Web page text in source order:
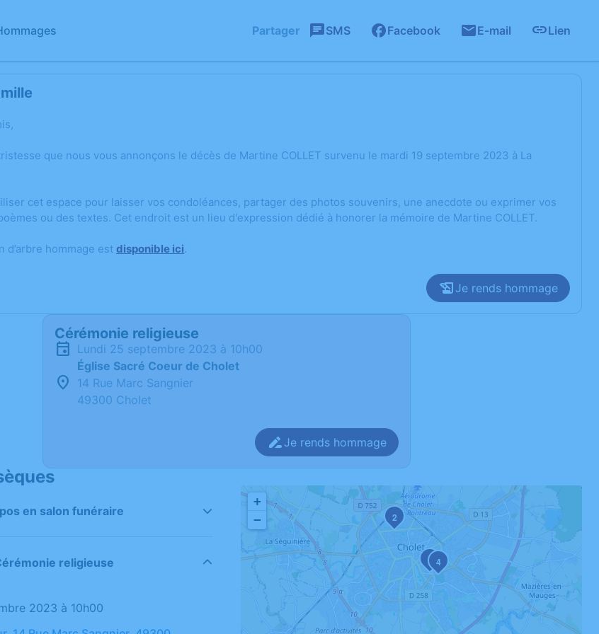
Partager SMS Facebook E-mail Lien
que nous vous annonçons le décès de Martine COLLET survenu le mardi 19 septembre 2023 à La
cet espace pour laisser vos condoléances, partager des photos souvenirs, une anecdote ou exprimer vos
ou des textes. Cet endroit est un lieu d'expression dédié à honorer la mémoire de Martine COLLET.
d’arbre hommage est disponible ici.
Je rends hommage
Cérémonie religieuse
lundi 25 septembre 2023 à 10h00
Église Sacré Coeur de Cholet
14 Rue Marc Sangnier
49300 Cholet
Je rends hommage
en salon funéraire
religieuse
2023 à 10h00
1
2
4
+
−